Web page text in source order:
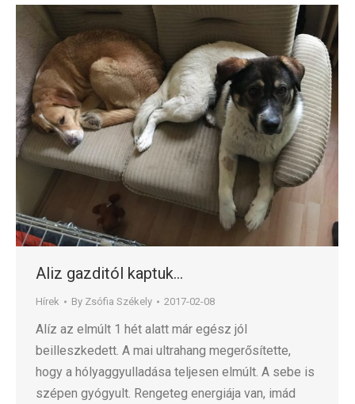
Aliz gazditól kaptuk…
Hírek By Zsófia Székely 2017-02-08
Alíz az elmúlt 1 hét alatt már egész jól
beilleszkedett. A mai ultrahang megerősítette,
hogy a hólyaggyulladása teljesen elmúlt. A sebe is
szépen gyógyult. Rengeteg energiája van, imád